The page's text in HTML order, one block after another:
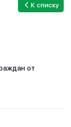
К списку
от